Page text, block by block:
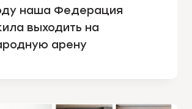
наша Федерация
выходить на
арену